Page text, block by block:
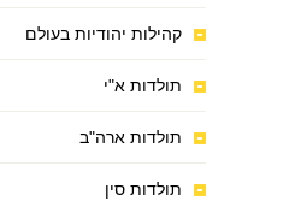
קהילות יהודיות בעולם
תולדות א"י
תולדות ארה"ב
תולדות סין